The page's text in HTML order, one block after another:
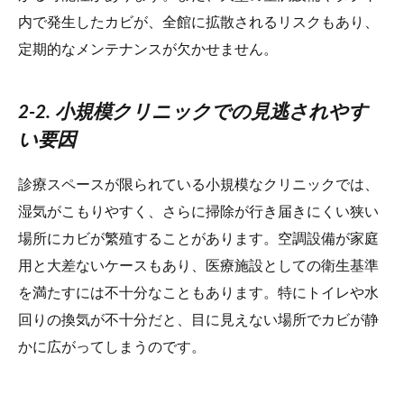
内で発生したカビが、全館に拡散されるリスクもあり、
定期的なメンテナンスが欠かせません。
2-2. 小規模クリニックでの見逃されやす
い要因
診療スペースが限られている小規模なクリニックでは、
湿気がこもりやすく、さらに掃除が行き届きにくい狭い
場所にカビが繁殖することがあります。空調設備が家庭
用と大差ないケースもあり、医療施設としての衛生基準
を満たすには不十分なこともあります。特にトイレや水
回りの換気が不十分だと、目に見えない場所でカビが静
かに広がってしまうのです。